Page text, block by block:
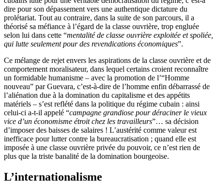
dire pour son dépassement vers une authentique dictature du
prolétariat. Tout au contraire, dans la suite de son parcours, il a
théorisé sa méfiance à l’égard de la classe ouvrière, trop engluée
selon lui dans cette “mentalité de classe ouvrière exploitée et spoliée,
qui lutte seulement pour des revendications économiques”.
Ce mélange de rejet envers les aspirations de la classe ouvrière et de
comportement moralisateur, dans lequel certains croient reconnaître
un formidable humanisme – avec la promotion de l’“Homme
nouveau” par Guevara, c’est-à-dire de l’homme enfin débarrassé de
l’aliénation due à la domination du capitalisme et des appétits
matériels – s’est reflété dans la politique du régime cubain : ainsi
celui-ci a-t-il appelé “campagne grandiose pour déraciner le vieux
vice d’un économisme étroit chez les travailleurs”… sa décision
d’imposer des baisses de salaires ! L’austérité comme valeur est
inefficace pour lutter contre la bureaucratisation ; quand elle est
imposée à une classe ouvrière privée du pouvoir, ce n’est rien de
plus que la triste banalité de la domination bourgeoise.
L’internationalisme